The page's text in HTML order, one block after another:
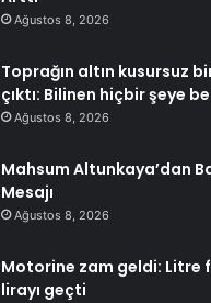
Ağustos 8, 2026
Toprağın altın kusursuz
çıktı: Bilinen hiçbir şeye
Ağustos 8, 2026
Mahsum Altunkaya’dan
Mesajı
Ağustos 8, 2026
Motorine zam geldi: Litre
lirayı geçti